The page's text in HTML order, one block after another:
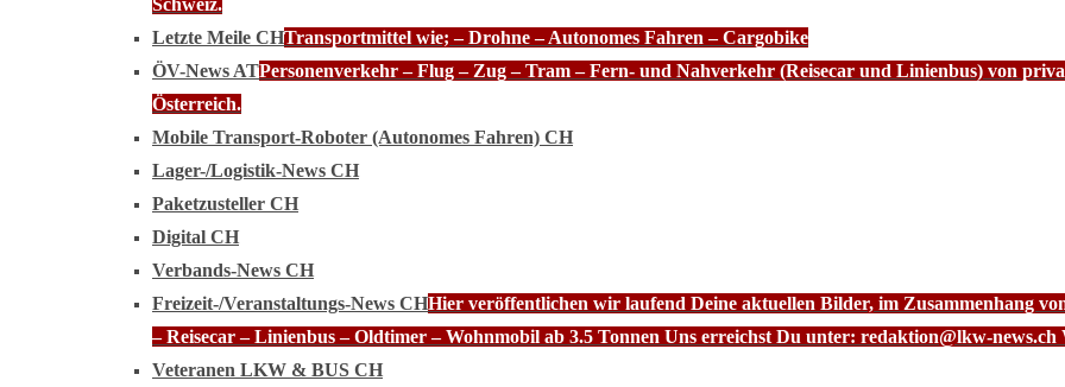
Schweiz.
Letzte Meile CHTransportmittel wie; – Drohne – Autonomes Fahren – Cargobike
ÖV-News ATPersonenverkehr – Flug – Zug – Tram – Fern- und Nahverkehr (Reisecar und Linienbus) von
Österreich.
Mobile Transport-Roboter (Autonomes Fahren) CH
Lager-/Logistik-News CH
Paketzusteller CH
Digital CH
Verbands-News CH
Freizeit-/Veranstaltungs-News CHHier veröffentlichen wir laufend Deine aktuellen Bilder, im Zusammenhang
– Reisecar – Linienbus – Oldtimer – Wohnmobil ab 3.5 Tonnen Uns erreichst Du unter: redaktion@lkw-
Veteranen LKW & BUS CH